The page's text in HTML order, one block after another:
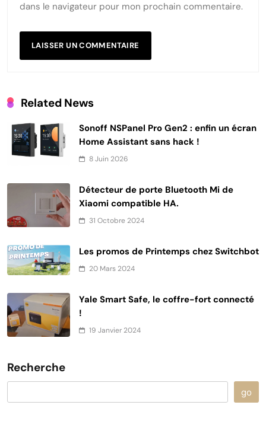
dans le navigateur pour mon prochain commentaire.
Related News
Sonoff NSPanel Pro Gen2 : enfin un écran
Home Assistant sans hack !
8 Juin 2026
Détecteur de porte Bluetooth Mi de
Xiaomi compatible HA.
31 Octobre 2024
Les promos de Printemps chez Switchbot
20 Mars 2024
Yale Smart Safe, le coffre-fort connecté
!
19 Janvier 2024
Recherche
go